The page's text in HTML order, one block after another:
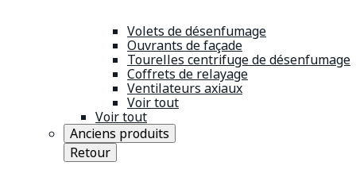
Volets de désenfumage
Ouvrants de façade
Tourelles centrifuge de désenfumage
Coffrets de relayage
Ventilateurs axiaux
Voir tout
Voir tout
Anciens produits
Retour